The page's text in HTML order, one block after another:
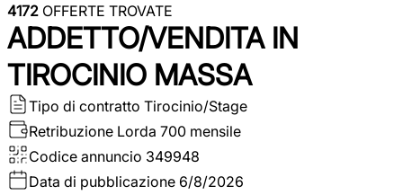
4172 OFFERTE TROVATE
ADDETTO/VENDITA IN
TIROCINIO MASSA
Tipo di contratto Tirocinio/Stage
Retribuzione Lorda 700 mensile
Codice annuncio 349948
Data di pubblicazione 6/8/2026